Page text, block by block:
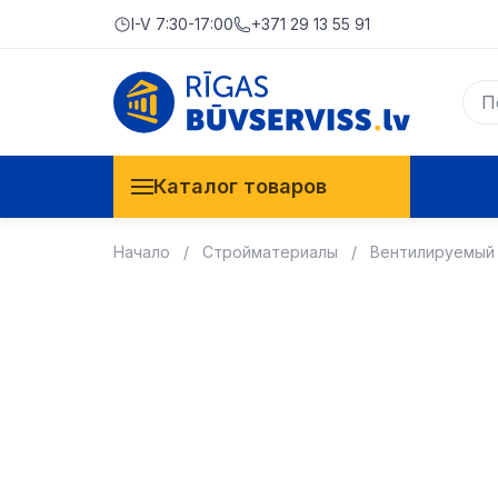
I-V 7:30-17:00 +371 29 13 55 91
Каталог товаров
Начало Стройматериалы